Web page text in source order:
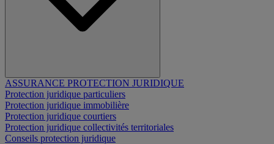
ASSURANCE PROTECTION JURIDIQUE
Protection juridique particuliers
Protection juridique immobilière
Protection juridique courtiers
Protection juridique collectivités territoriales
Conseils protection juridique